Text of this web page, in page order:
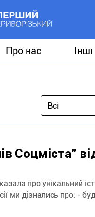
Про нас
Всі
Соцміста"
про унікальний
ми дізнались про: -